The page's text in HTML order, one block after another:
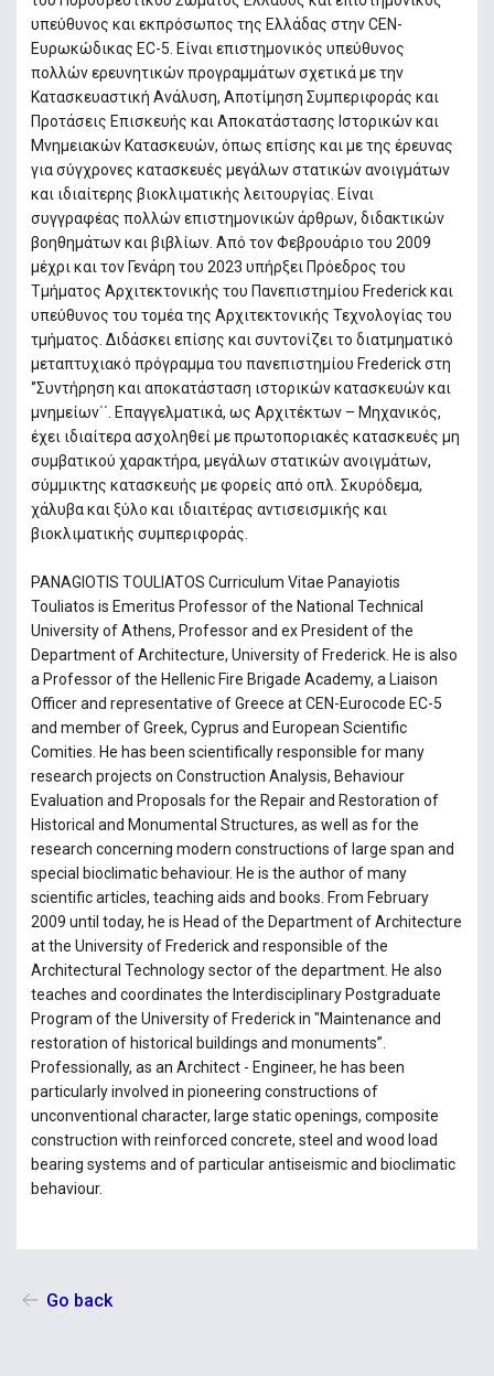
υπεύθυνος και εκπρόσωπος της Ελλάδας στην CEN-
Ευρωκώδικας EC-5. Είναι επιστημονικός υπεύθυνος
πολλών ερευνητικών προγραμμάτων σχετικά με την
Κατασκευαστική Ανάλυση, Αποτίμηση Συμπεριφοράς και
Προτάσεις Επισκευής και Αποκατάστασης Ιστορικών και
Μνημειακών Κατασκευών, όπως επίσης και με της έρευνας
για σύγχρονες κατασκευές μεγάλων στατικών ανοιγμάτων
και ιδιαίτερης βιοκλιματικής λειτουργίας. Είναι
συγγραφέας πολλών επιστημονικών άρθρων, διδακτικών
βοηθημάτων και βιβλίων. Από τον Φεβρουάριο του 2009
μέχρι και τον Γενάρη του 2023 υπήρξει Πρόεδρος του
Τμήματος Αρχιτεκτονικής του Πανεπιστημίου Frederick και
υπεύθυνος του τομέα της Αρχιτεκτονικής Τεχνολογίας του
τμήματος. Διδάσκει επίσης και συντονίζει το διατμηματικό
μεταπτυχιακό πρόγραμμα του πανεπιστημίου Frederick στη
‘’Συντήρηση και αποκατάσταση ιστορικών κατασκευών και
μνημείων΄΄. Επαγγελματικά, ως Αρχιτέκτων – Μηχανικός,
έχει ιδιαίτερα ασχοληθεί με πρωτοποριακές κατασκευές μη
συμβατικού χαρακτήρα, μεγάλων στατικών ανοιγμάτων,
σύμμικτης κατασκευής με φορείς από oπλ. Σκυρόδεμα,
χάλυβα και ξύλο και ιδιαιτέρας αντισεισμικής και
βιοκλιματικής συμπεριφοράς.
PANAGIOTIS TOULIATOS Curriculum Vitae Panayiotis
Touliatos is Emeritus Professor of the National Technical
University of Athens, Professor and ex President of the
Department of Architecture, University of Frederick. He is also
a Professor of the Hellenic Fire Brigade Academy, a Liaison
Officer and representative of Greece at CEN-Eurocode EC-5
and member of Greek, Cyprus and European Scientific
Comities. He has been scientifically responsible for many
research projects on Construction Analysis, Behaviour
Evaluation and Proposals for the Repair and Restoration of
Historical and Monumental Structures, as well as for the
research concerning modern constructions of large span and
special bioclimatic behaviour. He is the author of many
scientific articles, teaching aids and books. From February
2009 until today, he is Head of the Department of Architecture
at the University of Frederick and responsible of the
Architectural Technology sector of the department. He also
teaches and coordinates the Interdisciplinary Postgraduate
Program of the University of Frederick in "Maintenance and
restoration of historical buildings and monuments”.
Professionally, as an Architect - Engineer, he has been
particularly involved in pioneering constructions of
unconventional character, large static openings, composite
construction with reinforced concrete, steel and wood load
bearing systems and of particular antiseismic and bioclimatic
behaviour.
Go back